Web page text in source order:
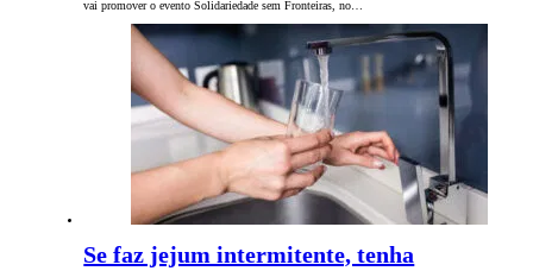
vai promover o evento Solidariedade sem Fronteiras, no…
Se faz jejum intermitente, tenha